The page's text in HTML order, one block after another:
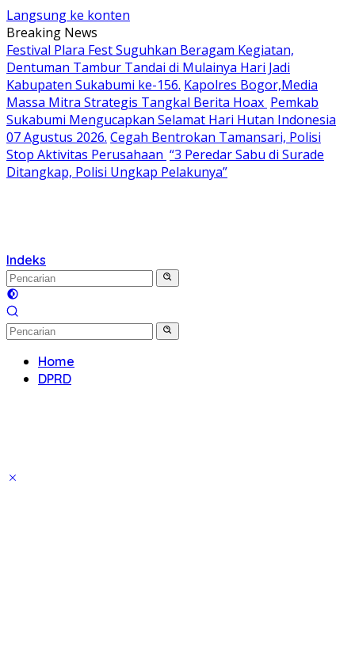
Langsung ke konten
Breaking News
Festival Plara Fest Suguhkan Beragam Kegiatan,
Dentuman Tambur Tandai di Mulainya Hari Jadi
Kabupaten Sukabumi ke-156. Kapolres Bogor,Media
Massa Mitra Strategis Tangkal Berita Hoax Pemkab
Sukabumi Mengucapkan Selamat Hari Hutan Indonesia
07 Agustus 2026. Cegah Bentrokan Tamansari, Polisi
Stop Aktivitas Perusahaan “3 Peredar Sabu di Surade
Ditangkap, Polisi Ungkap Pelakunya”
Indeks
Home
DPRD